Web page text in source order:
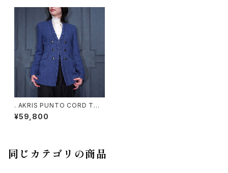
. AKRIS PUNTO CORD TWI
ST DOUBLE BREASTED DE
NIM TWEED BLAZER/アクリ
0000075839
¥59,800
同じカテゴリの商品